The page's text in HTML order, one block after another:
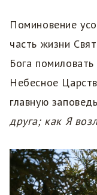
Поминовение
часть жизни
Бога
Небесное
главную
друга; как Я